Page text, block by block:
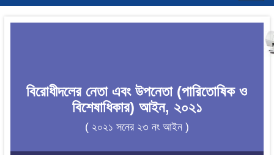
বিরোধীদলের নেতা এবং উপনেতা (পারিতোষিক ও
বিশেষাধিকার) আইন, ২০২১
( ২০২১ সনের ২৩ নং আইন )